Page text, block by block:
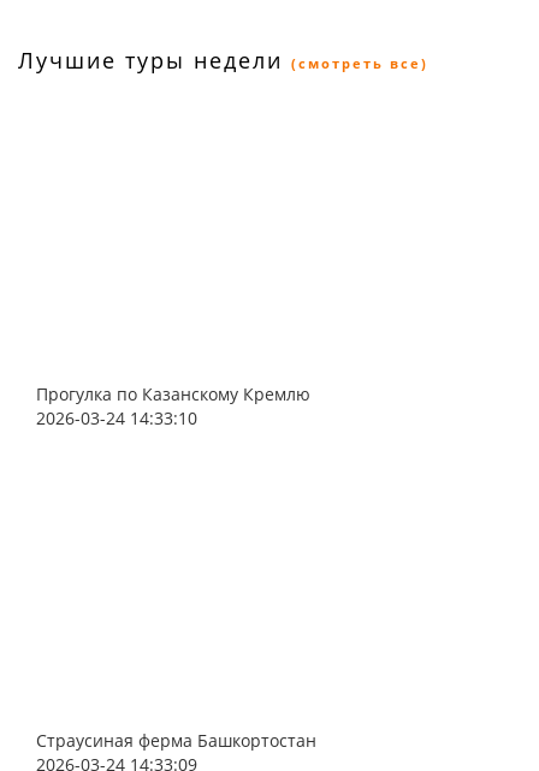
инструкторов.
Кафе и ресторан. В комплексе есть возможность
Лучшие туры недели (смотреть все)
Прогулка по Казанскому Кремлю
2026-03-24 14:33:10
Страусиная ферма Башкортостан
2026-03-24 14:33:09